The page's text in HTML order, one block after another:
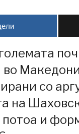
со
на
потоа и